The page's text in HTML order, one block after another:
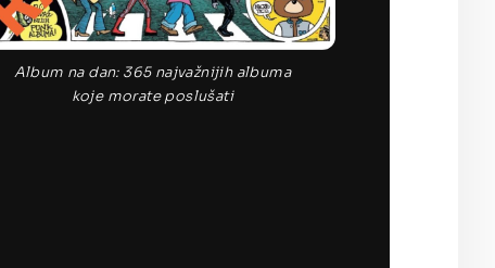
Album na dan: 365 najvažnijih albuma
koje morate poslušati